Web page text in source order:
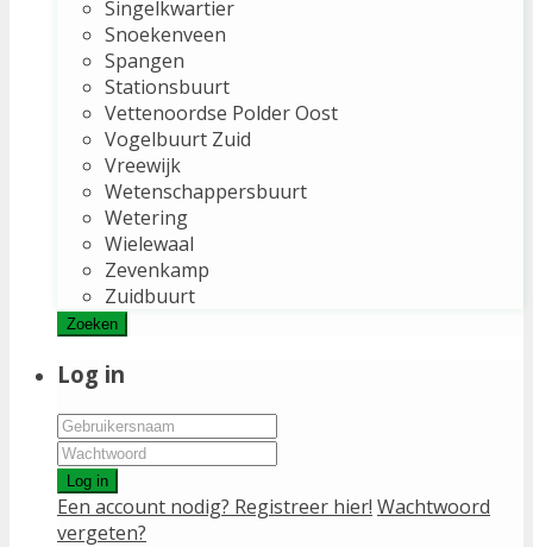
Singelkwartier
Snoekenveen
Spangen
Stationsbuurt
Vettenoordse Polder Oost
Vogelbuurt Zuid
Vreewijk
Wetenschappersbuurt
Wetering
Wielewaal
Zevenkamp
Zuidbuurt
Zoeken
Log in
Log in
Een account nodig? Registreer hier! Wachtwoord
vergeten?